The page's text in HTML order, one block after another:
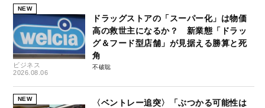
NEW
ビジネス
2026.08.06
ドラッグストアの「スーパー化」は物価
高の救世主になるか？ 新業態「ドラッ
グ＆フード型店舗」が見据える勝算と死
角
不破聡
NEW
〈ベントレー追突〉「ぶつかる可能性は